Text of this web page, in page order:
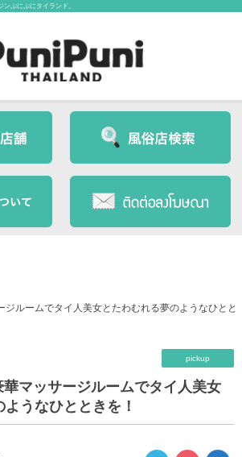
ぷにぷにタイランド。
ジルームでタイ人美女とたわむれる夢のようなひとと
pickup
華マッサージルームでタイ人美女
うなひとときを！